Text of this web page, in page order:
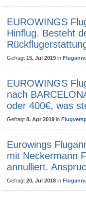
EUROWINGS
Hinflug. Besteht
Gefragt 15, Jul 2019 in
EUROWINGS
nach
oder 400€, was
Gefragt 8, Apr 2019 in
Eurowings
mit Neckermann
annulliert.
Gefragt 20, Jul 2018 in